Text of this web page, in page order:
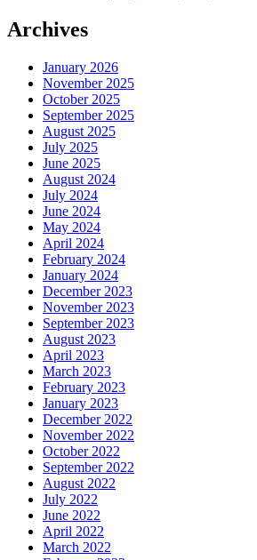
Archives
January 2026
November 2025
October 2025
September 2025
August 2025
July 2025
June 2025
August 2024
July 2024
June 2024
May 2024
April 2024
February 2024
January 2024
December 2023
November 2023
September 2023
August 2023
April 2023
March 2023
February 2023
January 2023
December 2022
November 2022
October 2022
September 2022
August 2022
July 2022
June 2022
April 2022
March 2022